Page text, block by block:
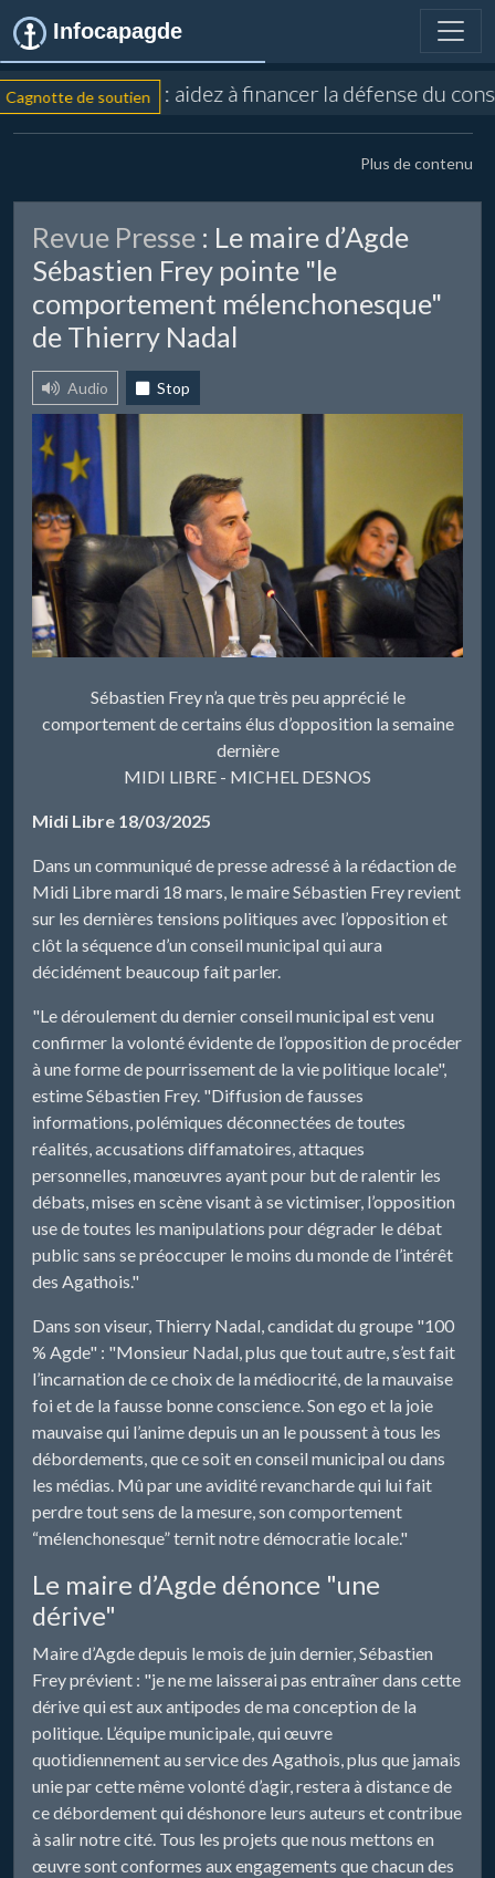
Infocapagde
de soutien : aidez à financer la défense du
Plus de contenu
Revue Presse : Le maire d’Agde
Sébastien Frey pointe "le
comportement mélenchonesque"
de Thierry Nadal
Audio Stop
Sébastien Frey n’a que très peu apprécié le
comportement de certains élus d’opposition la semaine
dernière
MIDI LIBRE - MICHEL DESNOS
Midi Libre 18/03/2025
Dans un communiqué de presse adressé à la rédaction de
Midi Libre mardi 18 mars, le maire Sébastien Frey revient
sur les dernières tensions politiques avec l’opposition et
clôt la séquence d’un conseil municipal qui aura
décidément beaucoup fait parler.
"Le déroulement du dernier conseil municipal est venu
confirmer la volonté évidente de l’opposition de procéder
à une forme de pourrissement de la vie politique locale",
estime Sébastien Frey. "Diffusion de fausses
informations, polémiques déconnectées de toutes
réalités, accusations diffamatoires, attaques
personnelles, manœuvres ayant pour but de ralentir les
débats, mises en scène visant à se victimiser, l’opposition
use de toutes les manipulations pour dégrader le débat
public sans se préoccuper le moins du monde de l’intérêt
des Agathois."
Dans son viseur, Thierry Nadal, candidat du groupe "100
% Agde" : "Monsieur Nadal, plus que tout autre, s’est fait
l’incarnation de ce choix de la médiocrité, de la mauvaise
foi et de la fausse bonne conscience. Son ego et la joie
mauvaise qui l’anime depuis un an le poussent à tous les
débordements, que ce soit en conseil municipal ou dans
les médias. Mû par une avidité revancharde qui lui fait
perdre tout sens de la mesure, son comportement
“mélenchonesque” ternit notre démocratie locale."
Le maire d’Agde dénonce "une
dérive"
Maire d’Agde depuis le mois de juin dernier, Sébastien
Frey prévient : "je ne me laisserai pas entraîner dans cette
dérive qui est aux antipodes de ma conception de la
politique. L’équipe municipale, qui œuvre
quotidiennement au service des Agathois, plus que jamais
unie par cette même volonté d’agir, restera à distance de
ce débordement qui déshonore leurs auteurs et contribue
à salir notre cité. Tous les projets que nous mettons en
œuvre sont conformes aux engagements que chacun des